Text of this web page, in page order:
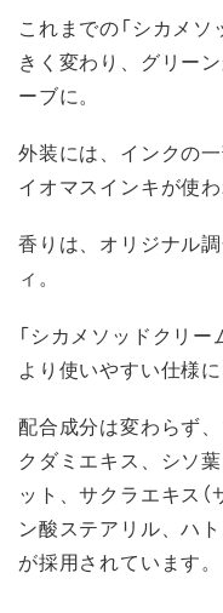
これまでの「シカメ
きく変わり、グリー
ーブに。
外装には、インクの
イオマスインキが使わ
香りは、オリジナル
ィ。
「シカメソッドクリー
より使いやすい仕様に
配合成分は変わらず
クダミエキス、シソ
ット、サクラエキス
ン酸ステアリル、ハト
が採用されています。